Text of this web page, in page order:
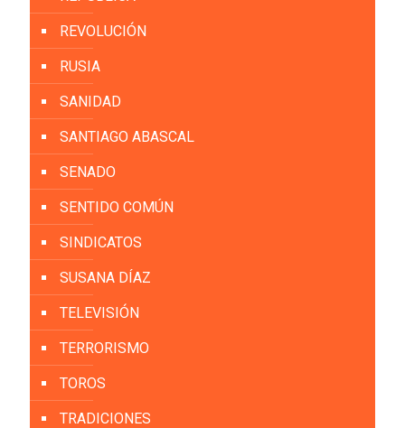
REVOLUCIÓN
RUSIA
SANIDAD
SANTIAGO ABASCAL
SENADO
SENTIDO COMÚN
SINDICATOS
SUSANA DÍAZ
TELEVISIÓN
TERRORISMO
TOROS
TRADICIONES